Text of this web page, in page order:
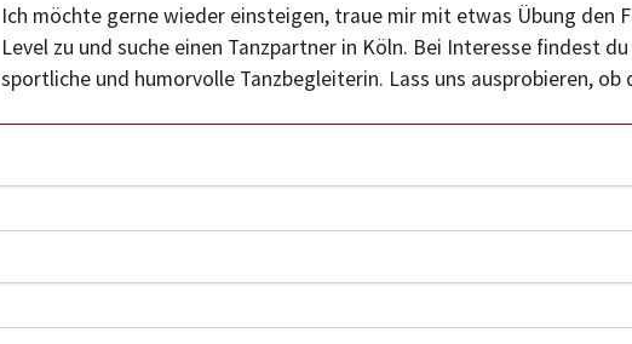
Ich möchte gerne wieder einsteigen, traue mir mit etwas Übung den
Level zu und suche einen Tanzpartner in Köln. Bei Interesse findest
sportliche und humorvolle Tanzbegleiterin. Lass uns ausprobieren, ob